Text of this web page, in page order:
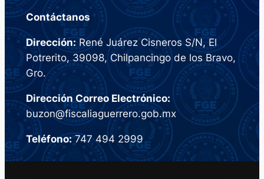
Contáctanos
Dirección: René Juárez Cisneros S/N, El
Potrerito, 39098, Chilpancingo de los Bravo,
Gro.
Dirección Correo Electrónico:
buzon@fiscaliaguerrero.gob.mx
Teléfono:747 494 2999